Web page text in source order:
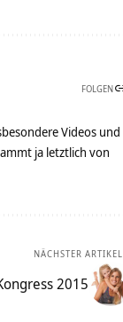
FOLGEN
Videos und
ja letztlich von
NÄCHSTER ARTIKEL
2015